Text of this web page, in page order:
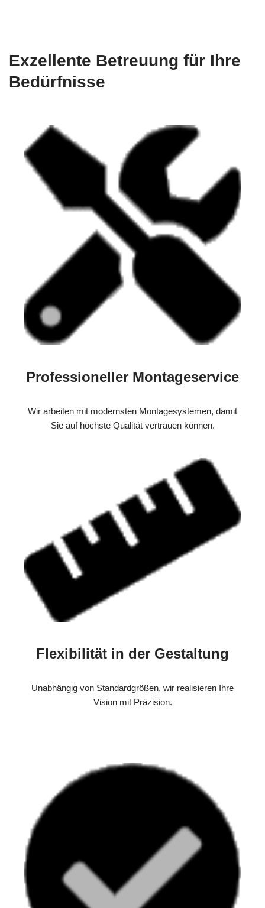
Exzellente Betreuung für Ihre
Bedürfnisse
Professioneller Montageservice
Wir arbeiten mit modernsten Montagesystemen, damit
Sie auf höchste Qualität vertrauen können.
Flexibilität in der Gestaltung
Unabhängig von Standardgrößen, wir realisieren Ihre
Vision mit Präzision.